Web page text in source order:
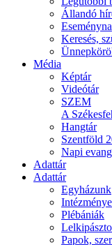
Állandó
Keresés,
Média
Képtár
Videótár
SZEM
A
Hangtár
Szentföld
Napi
Adattár
Adattár
Egyházunk
Plébániák
Papok,